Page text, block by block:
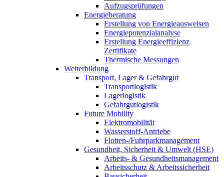
Aufzugsprüfungen
Energieberatung
Erstellung von Energieausweisen
Energiepotenzialanalyse
Erstellung Energieeffizienz
Zertifikate
Thermische Messungen
Weiterbildung
Transport, Lager & Gefahrgut
Transportlogistik
Lagerlogistik
Gefahrgutlogistik
Future Mobility
Elektromobilität
Wasserstoff-Antriebe
Flotten-/Fuhrparkmanagement
Gesundheit, Sicherheit & Umwelt (HSE)
Arbeits- & Gesundheitsmanagement
Arbeitsschutz & Arbeitssicherheit